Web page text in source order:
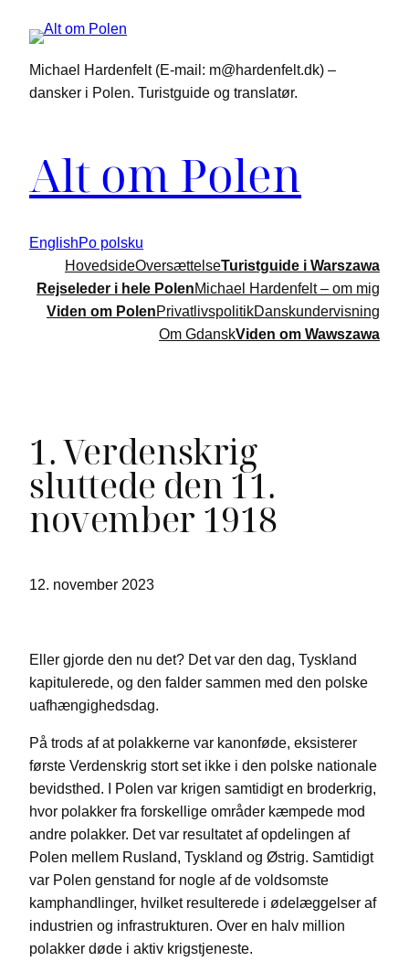
Michael Hardenfelt (E-mail: m@hardenfelt.dk) –
dansker i Polen. Turistguide og translatør.
Alt om Polen
EnglishPo polsku
HovedsideOversættelseTuristguide i Warszawa
Rejseleder i hele PolenMichael Hardenfelt – om mig
Viden om PolenPrivatlivspolitikDanskundervisning
Om GdanskViden om Wawszawa
1. Verdenskrig
sluttede den 11.
november 1918
12. november 2023
Eller gjorde den nu det? Det var den dag, Tyskland
kapitulerede, og den falder sammen med den polske
uafhængighedsdag.
På trods af at polakkerne var kanonføde, eksisterer
første Verdenskrig stort set ikke i den polske nationale
bevidsthed. I Polen var krigen samtidigt en broderkrig,
hvor polakker fra forskellige områder kæmpede mod
andre polakker. Det var resultatet af opdelingen af
Polen mellem Rusland, Tyskland og Østrig. Samtidigt
var Polen genstand for nogle af de voldsomste
kamphandlinger, hvilket resulterede i ødelæggelser af
industrien og infrastrukturen. Over en halv million
polakker døde i aktiv krigstjeneste.